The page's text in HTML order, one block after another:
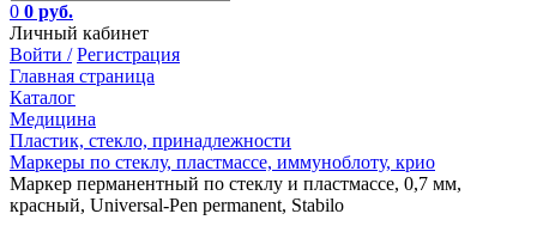
0 0 руб.
Личный кабинет
Войти / Регистрация
Главная страница
Каталог
Медицина
Пластик, стекло, принадлежности
Маркеры по стеклу, пластмассе, иммуноблоту, крио
Маркер перманентный по стеклу и пластмассе, 0,7 мм,
красный, Universal-Pen permanent, Stabilo